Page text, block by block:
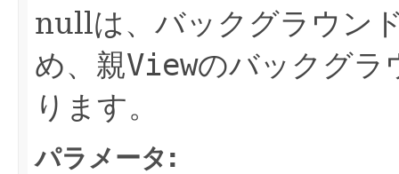
nullは、バックグラウン
め、親Viewのバックグラ
ります。
パラメータ: